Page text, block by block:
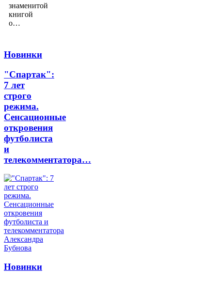
знаменитой
книгой
о…
Новинки
"Спартак":
7 лет
строго
режима.
Сенсационные
откровения
футболиста
и
телекомментатора…
Новинки